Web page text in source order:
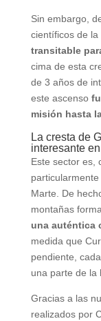
Sin embargo,
científicos de la
transitable
cima de esta
de 3 años de
este ascenso
misión hasta
La cresta de
interesante
Este sector es,
Marte. De
montañas
una auténtica
medida que
pendiente,
una parte de la
Gracias a las
realizados por